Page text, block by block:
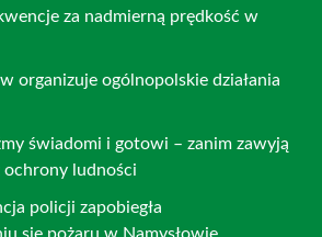
za nadmierną prędkość w
organizuje ogólnopolskie działania
świadomi i gotowi – zanim zawyją
ochrony ludności
policji zapobiegła